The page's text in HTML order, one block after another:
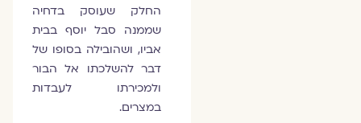
החלק שעוסק בדחיה
שממנה סבל יוסף בבית
אביו, ושהובילה בסופו של
דבר להשלכתו אל הבור
ולמכירתו לעבדות
במצרים.